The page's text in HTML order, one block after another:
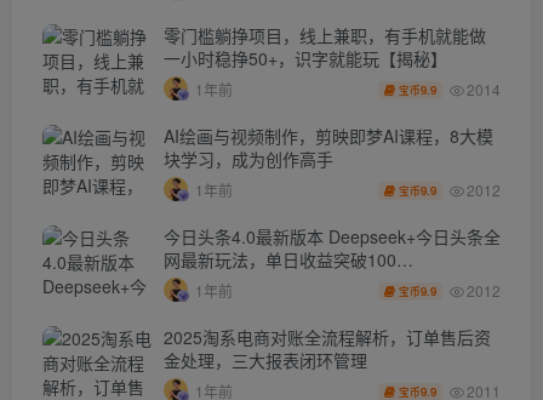
零门槛躺挣项目，线上兼职，有手机就能做
一小时稳挣50+，识字就能玩【揭秘】
1年前 宝币9.9 2014
AI绘画与视频制作，剪映即梦AI课程，8大模
块学习，成为创作高手
1年前 宝币9.9 2012
今日头条4.0最新版本 Deepseek+今日头条全
网最新玩法，单日收益突破100…
1年前 宝币9.9 2012
2025淘系电商对账全流程解析，订单售后资
金处理，三大报表闭环管理
1年前 宝币9.9 2011